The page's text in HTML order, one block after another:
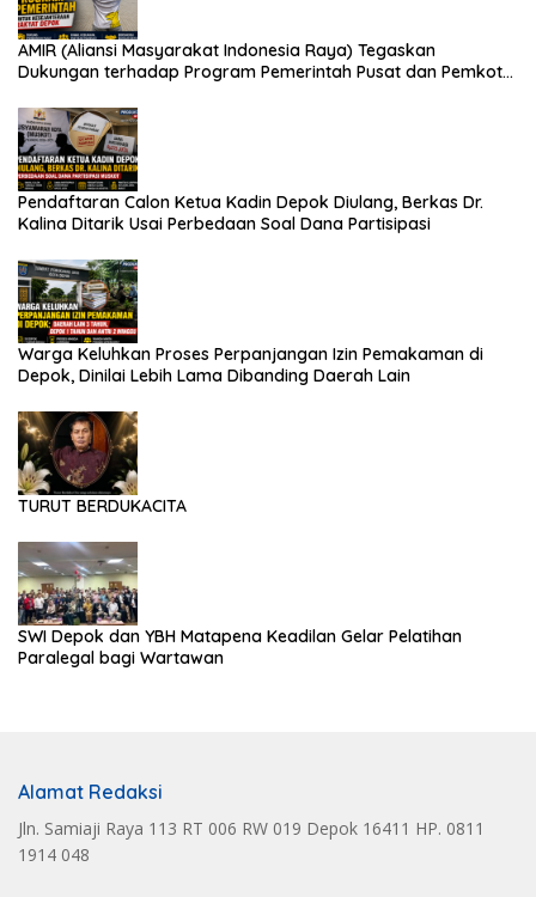
AMIR (Aliansi Masyarakat Indonesia Raya) Tegaskan
Dukungan terhadap Program Pemerintah Pusat dan Pemkot
Pendaftaran Calon Ketua Kadin Depok Diulang, Berkas Dr.
Kalina Ditarik Usai Perbedaan Soal Dana Partisipasi
Warga Keluhkan Proses Perpanjangan Izin Pemakaman di
Depok, Dinilai Lebih Lama Dibanding Daerah Lain
TURUT BERDUKACITA
SWI Depok dan YBH Matapena Keadilan Gelar Pelatihan
Paralegal bagi Wartawan
Alamat Redaksi
Jln. Samiaji Raya 113 RT 006 RW 019 Depok 16411 HP. 0811
1914 048